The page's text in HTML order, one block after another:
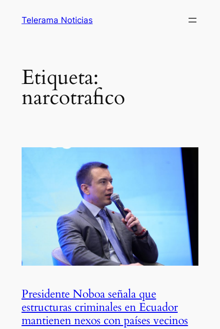
Telerama Noticias
Etiqueta:
narcotrafico
Presidente Noboa señala que
estructuras criminales en Ecuador
mantienen nexos con países vecinos